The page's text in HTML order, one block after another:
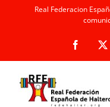
Real Federacion